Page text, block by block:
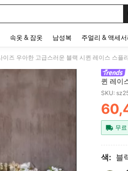
속옷 & 잠옷 남성복 주얼리 & 액세서
퀸 레이
이드 헴
갈라, 데
잡한 디
SKU:
무
색: 블